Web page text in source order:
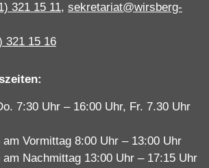
321 15 11, sekretariat@wirsberg-
321 15 16
7:30 Uhr – 16:00 Uhr, Fr. 7.30 Uhr
Vormittag 8:00 Uhr – 13:00 Uhr
Nachmittag 13:00 Uhr – 17:15 Uhr